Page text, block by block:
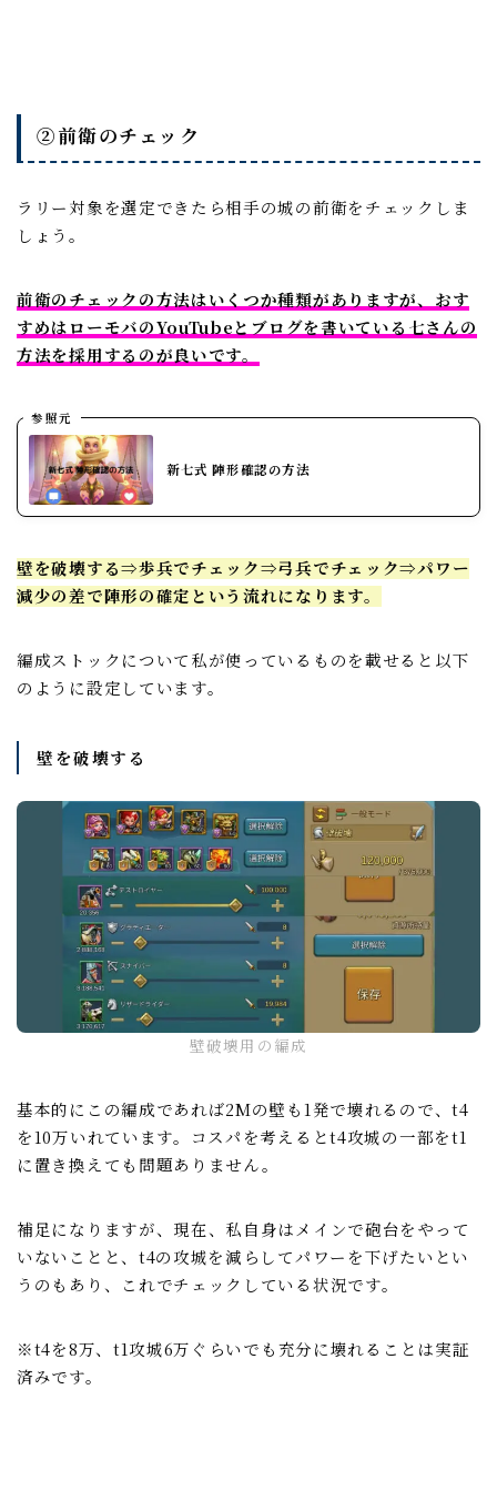
②前衛のチェック
ラリー対象を選定できたら相手の城の前衛をチェックしま
しょう。
前衛のチェックの方法はいくつか種類がありますが、おす
すめはローモバのYouTubeとブログを書いている七さんの
方法を採用するのが良いです。
参照元
新七式 陣形確認の方法
壁を破壊する⇒歩兵でチェック⇒弓兵でチェック⇒パワー
減少の差で陣形の確定という流れになります。
編成ストックについて私が使っているものを載せると以下
のように設定しています。
壁を破壊する
壁破壊用の編成
基本的にこの編成であれば2Mの壁も1発で壊れるので、t4
を10万いれています。コスパを考えるとt4攻城の一部をt1
に置き換えても問題ありません。
補足になりますが、現在、私自身はメインで砲台をやって
いないことと、t4の攻城を減らしてパワーを下げたいとい
うのもあり、これでチェックしている状況です。
※t4を8万、t1攻城6万ぐらいでも充分に壊れることは実証
済みです。